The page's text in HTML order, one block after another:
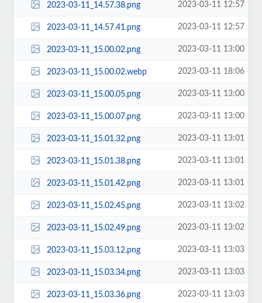
2023-03-11_14.57.38.png 2023-03-11 12:57
2023-03-11_14.57.41.png 2023-03-11 12:57
2023-03-11_15.00.02.png 2023-03-11 13:00
2023-03-11_15.00.02.webp 2023-03-11 18:06
2023-03-11_15.00.05.png 2023-03-11 13:00
2023-03-11_15.00.07.png 2023-03-11 13:00
2023-03-11_15.01.32.png 2023-03-11 13:01
2023-03-11_15.01.38.png 2023-03-11 13:01
2023-03-11_15.01.42.png 2023-03-11 13:01
2023-03-11_15.02.45.png 2023-03-11 13:02
2023-03-11_15.02.49.png 2023-03-11 13:02
2023-03-11_15.03.12.png 2023-03-11 13:03
2023-03-11_15.03.34.png 2023-03-11 13:03
2023-03-11_15.03.36.png 2023-03-11 13:03